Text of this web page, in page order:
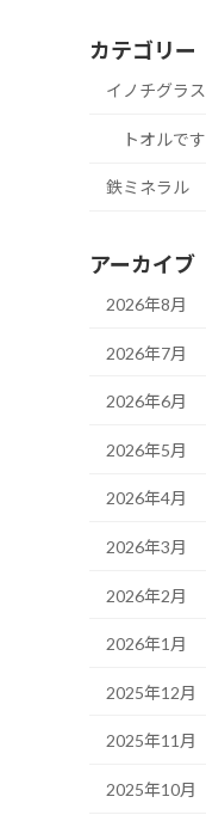
カテゴリー
イノチグラス
トオルです
鉄ミネラル
アーカイブ
2026年8月
2026年7月
2026年6月
2026年5月
2026年4月
2026年3月
2026年2月
2026年1月
2025年12月
2025年11月
2025年10月